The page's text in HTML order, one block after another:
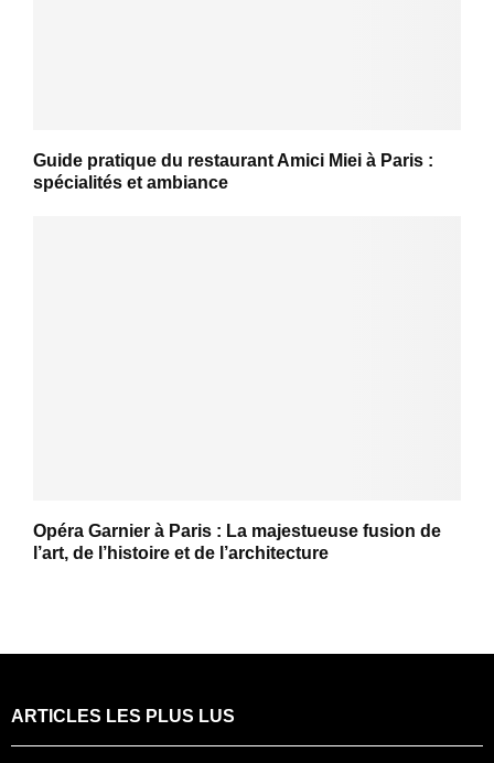
Guide pratique du restaurant Amici Miei à Paris :
spécialités et ambiance
Opéra Garnier à Paris : La majestueuse fusion de
l’art, de l’histoire et de l’architecture
ARTICLES LES PLUS LUS